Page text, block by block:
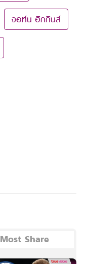
จอห์น ฮิกกินส์
Most Share